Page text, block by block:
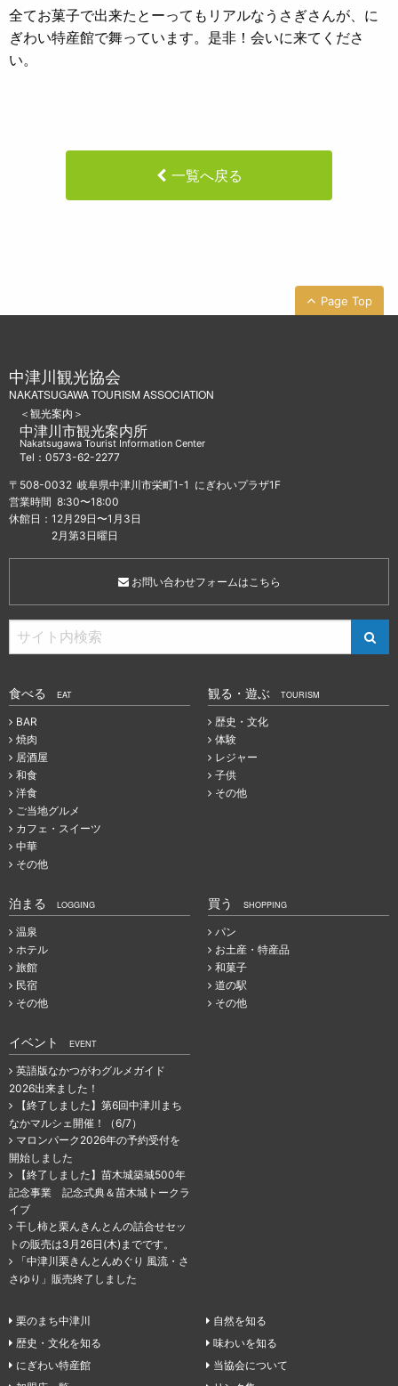
全てお菓子で出来たとーってもリアルなうさぎさんが、に
ぎわい特産館で舞っています。是非！会いに来てくださ
い。
一覧へ戻る
Page Top
中津川観光協会
NAKATSUGAWA TOURISM ASSOCIATION
＜観光案内＞
中津川市観光案内所
Nakatsugawa Tourist Information Center
Tel：0573-62-2277
〒508-0032 岐阜県中津川市栄町1-1 にぎわいプラザ1F
営業時間 8:30〜18:00
休館日：12月29日〜1月3日
2月第3日曜日
お問い合わせフォームはこちら
食べる EAT
BAR
焼肉
居酒屋
和食
洋食
ご当地グルメ
カフェ・スイーツ
中華
その他
観る・遊ぶ TOURISM
歴史・文化
体験
レジャー
子供
その他
泊まる LOGGING
温泉
ホテル
旅館
民宿
その他
買う SHOPPING
パン
お土産・特産品
和菓子
道の駅
その他
イベント EVENT
英語版なかつがわグルメガイド
2026出来ました！
【終了しました】第6回中津川まち
なかマルシェ開催！（6/7）
マロンパーク2026年の予約受付を
開始しました
【終了しました】苗木城築城500年
記念事業 記念式典＆苗木城トークラ
イブ
干し柿と栗んきんとんの詰合せセッ
トの販売は3月26日(木)までです。
「中津川栗きんとんめぐり 風流・さ
さゆり」販売終了しました
栗のまち中津川
自然を知る
歴史・文化を知る
味わいを知る
にぎわい特産館
当協会について